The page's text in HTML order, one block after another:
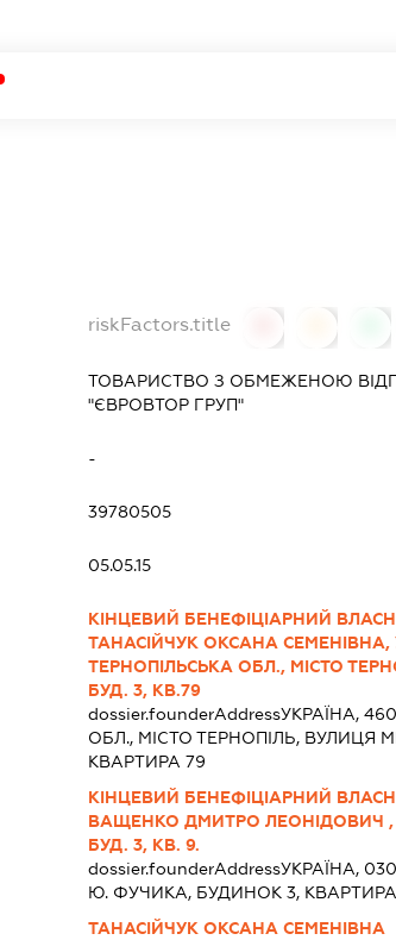
riskFactors.title
ТОВАРИСТВО З ОБМЕЖЕНОЮ
"ЄВРОВТОР ГРУП"
-
39780505
05.05.15
КІНЦЕВИЙ БЕНЕФІЦІАРНИЙ
ТАНАСІЙЧУК ОКСАНА СЕМЕНІВНА,
ТЕРНОПІЛЬСЬКА ОБЛ., МІСТО
БУД. 3, КВ.79
dossier.founderAddressУКРАЇНА,
ОБЛ., МІСТО ТЕРНОПІЛЬ, ВУЛИЦЯ
КВАРТИРА 79
КІНЦЕВИЙ БЕНЕФІЦІАРНИЙ
ВАЩЕНКО ДМИТРО ЛЕОНІДОВИЧ ,
БУД. 3, КВ. 9.
dossier.founderAddressУКРАЇНА,
Ю. ФУЧИКА, БУДИНОК 3,
ТАНАСІЙЧУК ОКСАНА СЕМЕНІВНА